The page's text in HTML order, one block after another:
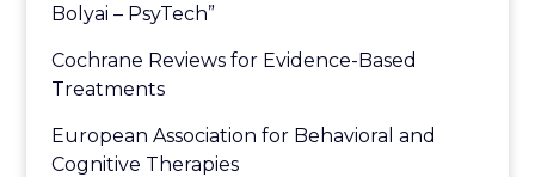
Bolyai – PsyTech”
Cochrane Reviews for Evidence-Based
Treatments
European Association for Behavioral and
Cognitive Therapies